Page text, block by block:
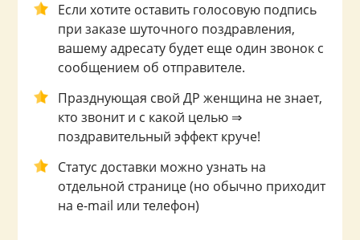
Если хотите оставить голосовую подпись
при заказе шуточного поздравления,
вашему адресату будет еще один звонок с
сообщением об отправителе.
Празднующая свой ДР женщина не знает,
кто звонит и с какой целью ⇒
поздравительный эффект круче!
Статус доставки можно узнать на
отдельной странице (но обычно приходит
на e-mail или телефон)